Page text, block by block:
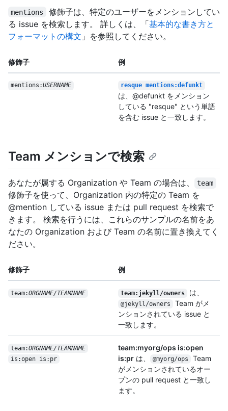
mentions
修飾子は、特定のユーザーをメンションしてい
る issue を検索します。 詳しくは、「基本的な書き方と
フォーマットの構文 」を参照してください。
修飾子 例
mentions:USERNAME resque mentions:defunkt
は、@defunkt をメンション
している "resque" という単語
を含む issue と一致します。
Team メンションで検索
あなたが属する Organization や Team の場合は、 team
修飾子を使って、Organization 内の特定の Team を
@mention している issue または pull request を検索で
きます。 検索を行うには、これらのサンプルの名前をあ
なたの Organization および Team の名前に置き換えてく
ださい。
修飾子 例
team:ORGNAME/TEAMNAME team:jekyll/owners は、
@jekyll/owners
Team がメ
ンションされている issue と
一致します。
team:ORGNAME/TEAMNAME
is:open is:pr
team:myorg/ops is:open
is:pr は、 @myorg/ops
Team
がメンションされているオー
プンの pull request と一致し
ます。